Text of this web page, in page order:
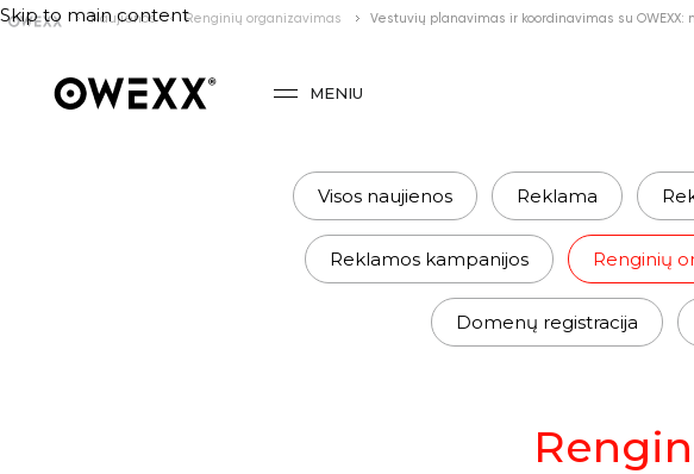
Skip to main content
Naujienos Renginių organizavimas Vestuvių planavimas ir koordinavimas su
MENIU
Visos naujienos Reklama
Reklamos kampanijos Renginių
Domenų registracija